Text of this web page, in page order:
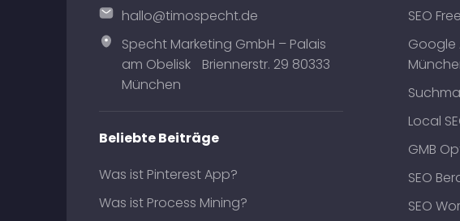
hallo@timospecht.de
Specht Marketing GmbH – Palais
am Obelisk Briennerstr. 29 80333
München
Beliebte Beiträge
Was ist Pinterest App?
Was ist Process Mining?
SEO
Google
Local
GMB
SEO
SEO